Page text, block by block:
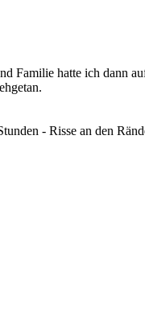
Familie hatte ich dann
- Risse an den